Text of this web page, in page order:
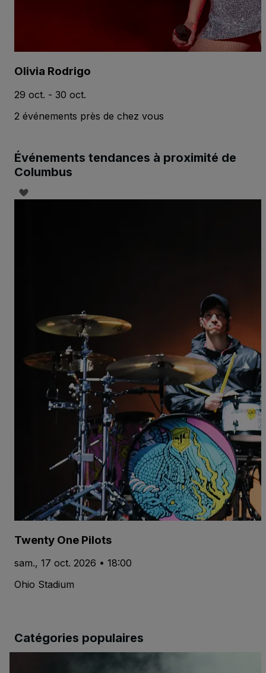
Olivia Rodrigo
29 oct. - 30 oct.
2 événements près de chez vous
Événements tendances à proximité de
Columbus
Twenty One Pilots
sam., 17 oct. 2026 • 18:00
Ohio Stadium
Catégories populaires